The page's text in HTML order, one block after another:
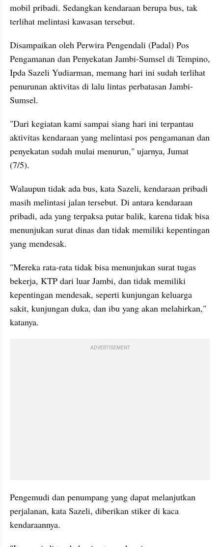
mobil pribadi. Sedangkan kendaraan berupa bus, tak
terlihat melintasi kawasan tersebut.
Disampaikan oleh Perwira Pengendali (Padal) Pos
Pengamanan dan Penyekatan Jambi-Sumsel di Tempino,
Ipda Sazeli Yudiarman, memang hari ini sudah terlihat
penurunan aktivitas di lalu lintas perbatasan Jambi-
Sumsel.
"Dari kegiatan kami sampai siang hari ini terpantau
aktivitas kendaraan yang melintasi pos pengamanan dan
penyekatan sudah mulai menurun," ujarnya, Jumat
(7/5).
Walaupun tidak ada bus, kata Sazeli, kendaraan pribadi
masih melintasi jalan tersebut. Di antara kendaraan
pribadi, ada yang terpaksa putar balik, karena tidak bisa
menunjukan surat dinas dan tidak memiliki kepentingan
yang mendesak.
"Mereka rata-rata tidak bisa menunjukan surat tugas
bekerja, KTP dari luar Jambi, dan tidak memiliki
kepentingan mendesak, seperti kunjungan keluarga
sakit, kunjungan duka, dan ibu yang akan melahirkan,"
katanya.
ADVERTISEMENT
Pengemudi dan penumpang yang dapat melanjutkan
perjalanan, kata Sazeli, diberikan stiker di kaca
kendaraannya.